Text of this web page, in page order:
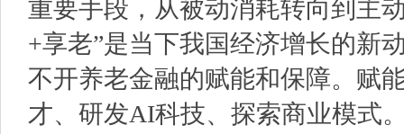
重要手段，从被动消耗转向到主
+享老”是当下我国经济增长的新
不开养老金融的赋能和保障。赋
才、研发AI科技、探索商业模式